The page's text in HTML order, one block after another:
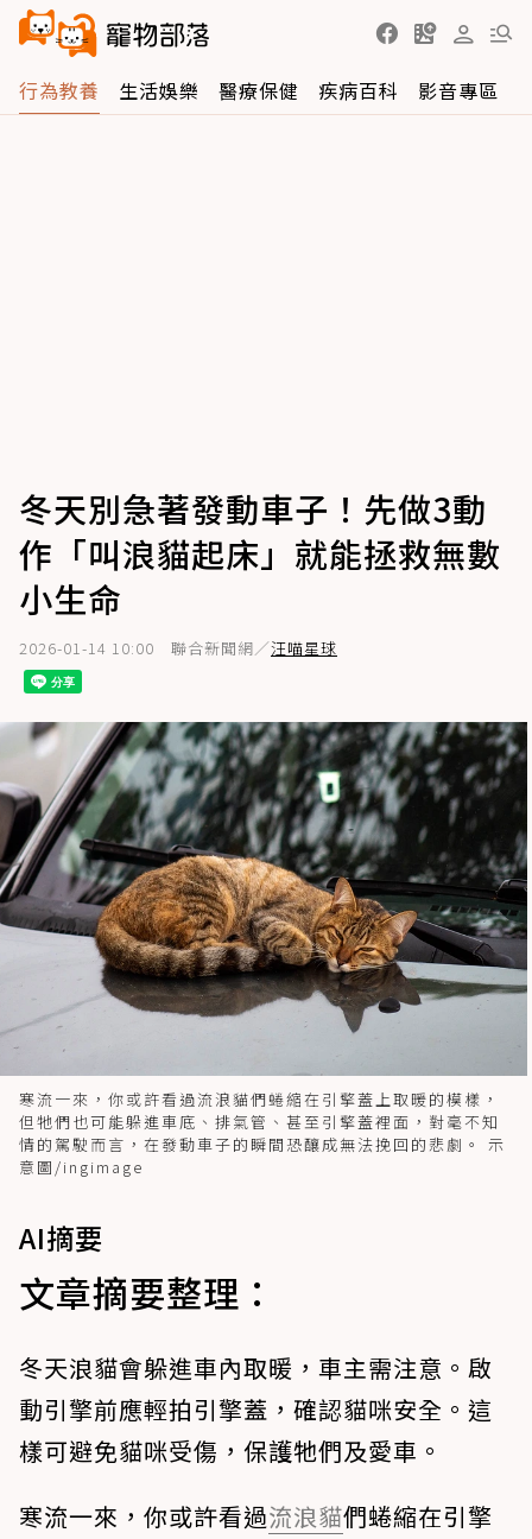
行為教養 生活娛樂 醫療保健 疾病百科 影音專區
冬天別急著發動車子！先做3動
作「叫浪貓起床」就能拯救無數
小生命
2026-01-14 10:00 聯合新聞網／汪喵星球
寒流一來，你或許看過流浪貓們蜷縮在引擎蓋上取暖的模樣，
但牠們也可能躲進車底、排氣管、甚至引擎蓋裡面，對毫不知
情的駕駛而言，在發動車子的瞬間恐釀成無法挽回的悲劇。 示
意圖/ingimage
AI摘要
文章摘要整理：
冬天浪貓會躲進車內取暖，車主需注意。啟
動引擎前應輕拍引擎蓋，確認貓咪安全。這
樣可避免貓咪受傷，保護牠們及愛車。
寒流一來，你或許看過流浪貓們蜷縮在引擎